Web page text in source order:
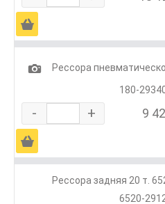
Ä
1
Рессора
180-
- + 9
Ä
Рессора задняя 20 т.
6520-